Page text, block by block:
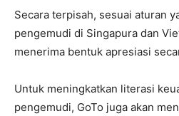
Secara terpisah, sesuai aturan
pengemudi di Singapura dan
menerima bentuk apresiasi
Untuk meningkatkan literasi
pengemudi, GoTo juga akan